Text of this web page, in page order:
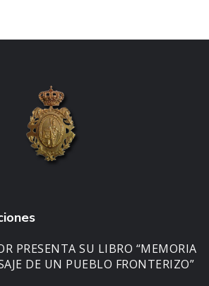
PRESENTA SU LIBRO “MEMORIA
DE UN PUEBLO FRONTERIZO”